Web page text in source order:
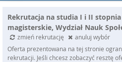
Rekrutacja na studia I i II
magisterskie, Wydział Nauk
zmień rekrutację
anuluj wybór
Oferta prezentowana na tej stronie
rekrutacji. Jeśli chcesz zobaczyć resztę